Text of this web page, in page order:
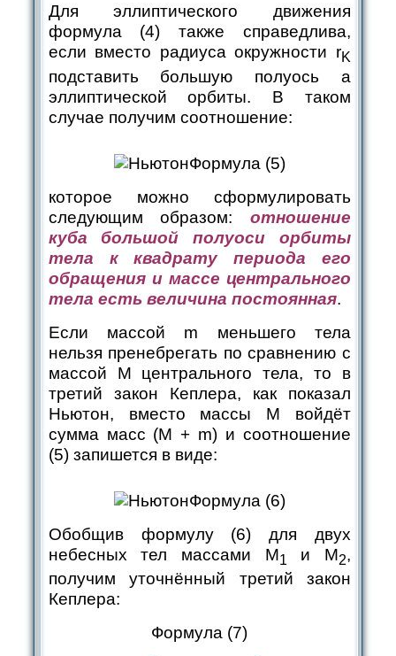
Для эллиптического движения
формула (4) также справедлива,
если вместо радиуса окружности rK
подставить большую полуось а
эллиптической орбиты. В таком
случае получим соотношение:
Формула (5)
которое можно сформулировать
следующим образом: отношение
куба большой полуоси орбиты
тела к квадрату периода его
обращения и массе центрального
тела есть величина постоянная.
Если массой m меньшего тела
нельзя пренебрегать по сравнению с
массой M центрального тела, то в
третий закон Кеплера, как показал
Ньютон, вместо массы М войдёт
сумма масс (M + m) и соотношение
(5) запишется в виде:
Формула (6)
Обобщив формулу (6) для двух
небесных тел массами М1 и М2,
получим уточнённый третий закон
Кеплера:
Формула (7)